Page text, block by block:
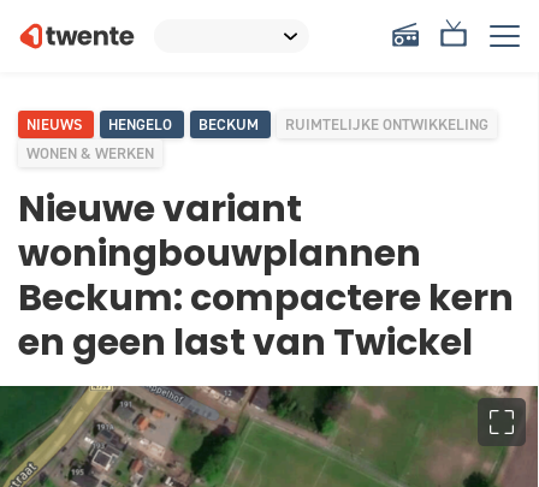
NIEUWS HENGELO BECKUM
RUIMTELIJKE ONTWIKKELING
WONEN & WERKEN
Nieuwe variant
woningbouwplannen
Beckum: compactere kern
en geen last van Twickel